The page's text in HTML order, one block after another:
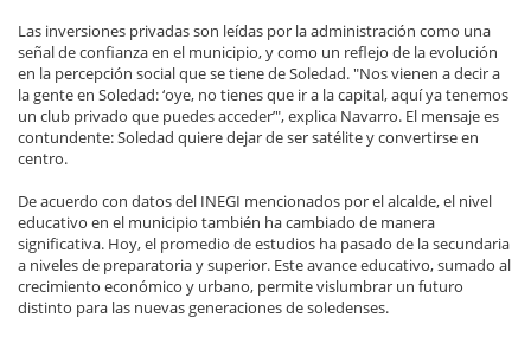
Las inversiones privadas son leídas por la administración como una
señal de confianza en el municipio, y como un reflejo de la evolución
en la percepción social que se tiene de Soledad. "Nos vienen a decir a
la gente en Soledad: ‘oye, no tienes que ir a la capital, aquí ya tenemos
un club privado que puedes acceder’", explica Navarro. El mensaje es
contundente: Soledad quiere dejar de ser satélite y convertirse en
centro.
De acuerdo con datos del INEGI mencionados por el alcalde, el nivel
educativo en el municipio también ha cambiado de manera
significativa. Hoy, el promedio de estudios ha pasado de la secundaria
a niveles de preparatoria y superior. Este avance educativo, sumado al
crecimiento económico y urbano, permite vislumbrar un futuro
distinto para las nuevas generaciones de soledenses.